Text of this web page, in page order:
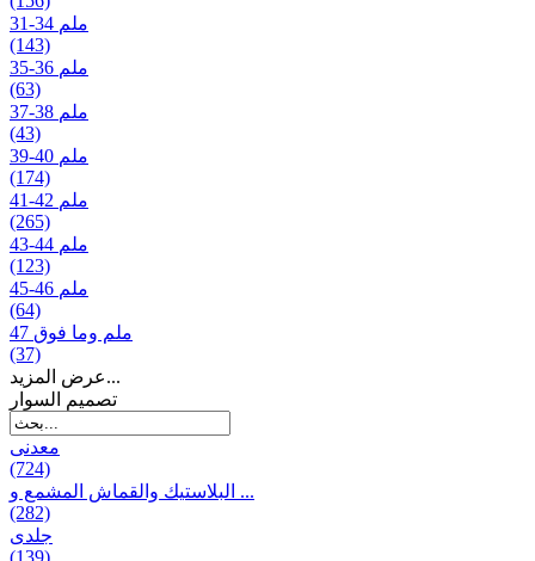
31-34 ملم
(143)
35-36 ملم
(63)
37-38 ملم
(43)
39-40 ملم
(174)
41-42 ملم
(265)
43-44 ملم
(123)
45-46 ملم
(64)
47 ملم وما فوق
(37)
عرض المزيد...
تصمیم السوار
معدنی
(724)
البلاستيك والقماش المشمع و ...
(282)
جلدی
(139)